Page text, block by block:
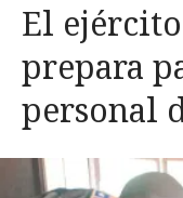
El
prepara
personal